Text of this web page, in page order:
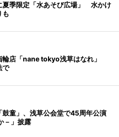
夏季限定「水あそび広場」 水かけ
も
輪店「nane tokyo浅草はなれ」
で
鼓童」、浅草公会堂で45周年公演
－」披露